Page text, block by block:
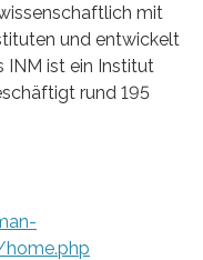
mit
und entwickelt
INM ist ein Institut
rund 195